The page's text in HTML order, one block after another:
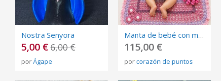
Nostra Senyora
5,00 €6,00 €
porÁgape
Manta de bebé con muñeco de apego tejida a mano en crochet . Algodón 100% multicolor
115,00 €
porcorazón de puntos